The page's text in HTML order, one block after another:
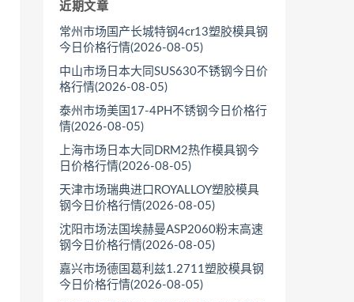
近期文章
常州市场国产长城特钢4cr13塑胶模具钢
今日价格行情(2026-08-05)
中山市场日本大同SUS630不锈钢今日价
格行情(2026-08-05)
泰州市场美国17-4PH不锈钢今日价格行
情(2026-08-05)
上海市场日本大同DRM2热作模具钢今
日价格行情(2026-08-05)
天津市场瑞典进口ROYALLOY塑胶模具
钢今日价格行情(2026-08-05)
沈阳市场法国埃赫曼ASP2060粉末高速
钢今日价格行情(2026-08-05)
嘉兴市场德国葛利兹1.2711塑胶模具钢
今日价格行情(2026-08-05)